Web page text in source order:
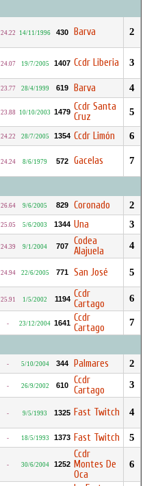
24.22 14/11/1996 430 Barva 2
24.07 19/7/2005 1407 Ccdr Liberia 3
23.77 28/4/1999 619 Barva 4
23.88 10/10/2003 1479 Ccdr Santa
Cruz
5
24.22 28/7/2005 1354 Ccdr Limón 6
24.24 8/6/1979 572 Gacelas 7
26.64 9/6/2005 829 Coronado 2
25.05 5/6/2003 1344 Una 3
24.39 9/1/2004 707
Codea
Alajuela
4
24.94 22/6/2005 771 San José 5
25.91 1/5/2002 1194 Ccdr
Cartago
6
- 23/12/2004 1641 Ccdr
Cartago
7
- 5/10/2004 344 Palmares 2
- 26/9/2002 610
Ccdr
Cartago
3
- 9/5/1993 1325 Fast Twitch 4
- 18/5/1993 1373 Fast Twitch 5
- 30/6/2004 1252
Ccdr
Montes De
Oca
6